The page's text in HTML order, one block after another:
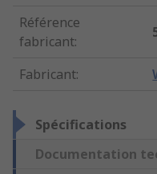
Référence
fabricant:
Fabricant:
Spécifications
Documentation